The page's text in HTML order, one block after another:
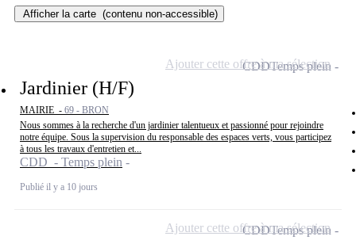
Afficher la carte (contenu non-accessible)
Jardinier (H/F)
MAIRIE - 69 - BRON
Nous sommes à la recherche d'un jardinier talentueux et passionné pour rejoindre
notre équipe. Sous la supervision du responsable des espaces verts, vous participez
à tous les travaux d'entretien et...
CDD - Temps plein
Publié il y a 10 jours
CDDTemps plein
Ajouter cette offre à ma sélection
CDDTemps plein
Ajouter cette offre à ma sélection